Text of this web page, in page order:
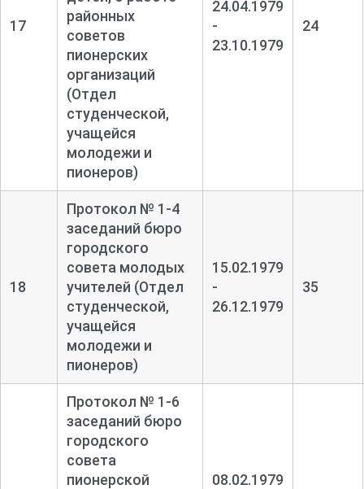
17
районных
советов
пионерских
организаций
(Отдел
студенческой,
учащейся
молодежи и
пионеров)
24.04.1979
-
23.10.1979
24
18
Протокол № 1-4
заседаний бюро
городского
совета молодых
учителей (Отдел
студенческой,
учащейся
молодежи и
пионеров)
15.02.1979
-
26.12.1979
35
Протокол № 1-6
заседаний бюро
городского
совета
пионерской
08.02.1979